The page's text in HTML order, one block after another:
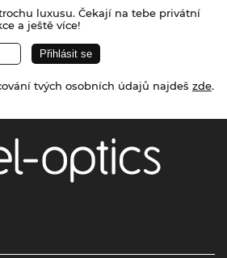
luxusu. Čekají na tebe privátní
a ještě více!
tvých osobních údajů najdeš zde.